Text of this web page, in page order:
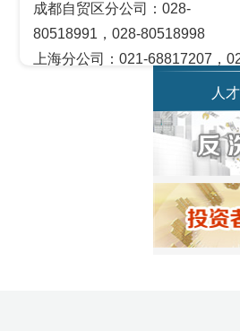
茂川
人
成都自贸区分公司：028-
80518991，028-80518998
上海分公司：021-68817207，
北京营业部：010-65005128
广州营业部：020-28129909，
青岛营业部：0532-83101951、
天津营业部：022-58812601，